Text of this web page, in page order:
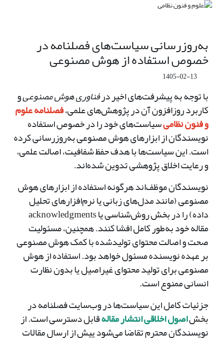
به‌روزرسانی سیاست‌های فصلنامه در
خصوص استفاده از هوش مصنوعی
1405-02-13
با توجه به پیشرفت‌های اخیر درفناوری هوش مصنوعیو
کاربرد روزافزون آن در پژوهش‌های علمی،فصلنامه علوم
و فنون نظامیسیاست‌های خود را در خصوص استفاده
نویسندگان از ابزارهای هوش مصنوعی به‌روزرسانی کرده
است. این سیاست‌ها با هدف حفظ شفافیت، اصالت علمی،
و رعایت اخلاق پژوهشی تدوین شده‌اند.
نویسندگان موظف‌اند هرگونه استفاده از ابزارهای هوش
مصنوعی (مانند مدل‌های زبانی یا نرم‌افزارهای تحلیل
داده) را در بخش روش‌شناسی یا acknowledgments
مقاله خود به‌طور کامل افشا کنند. همچنین، مسئولیت
صحت و اصالت محتوای تولیدشده با کمک هوش مصنوعی
بر عهده نویسنده مسئول خواهد بود. استفاده از هوش
مصنوعی برای تولید محتوای غیراصیل یا بدون نظارت
انسانی ممنوع است.
جزئیات کامل این سیاست‌ها در وب‌سایت فصلنامه در
بخشاصول اخلاقی انتشار مقالهقابل دسترسی است. از
نویسندگان محترم تقاضا می‌شود پیش از ارسال مقالات